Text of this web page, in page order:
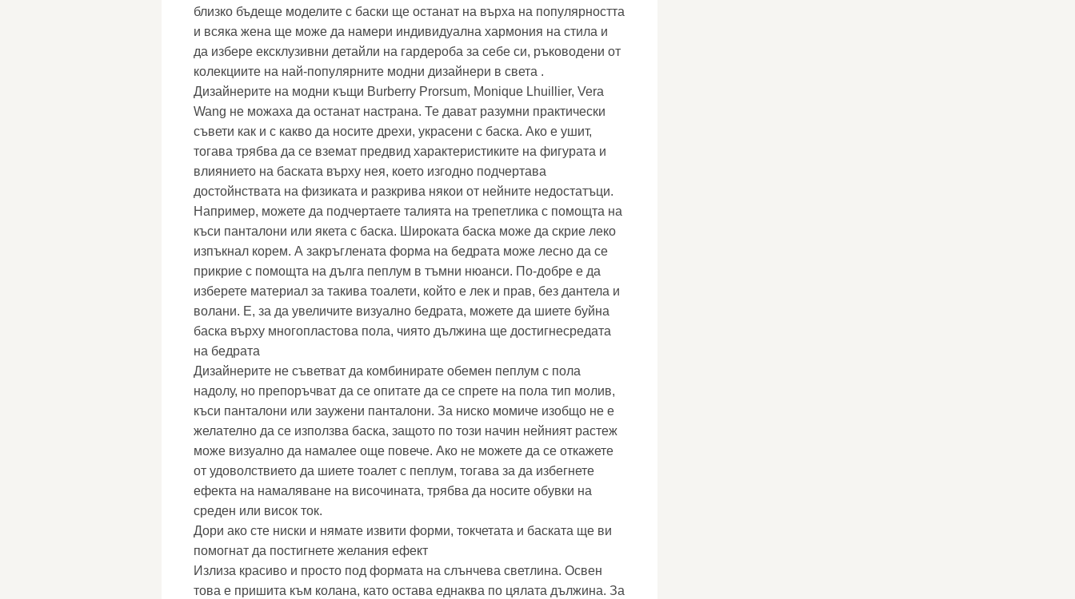
близко бъдеще моделите с баски ще останат на върха на популярността
и всяка жена ще може да намери индивидуална хармония на стила и
да избере ексклузивни детайли на гардероба за себе си, ръководени от
колекциите на най-популярните модни дизайнери в света .
Дизайнерите на модни къщи Burberry Prorsum, Monique Lhuillier, Vera
Wang не можаха да останат настрана. Те дават разумни практически
съвети как и с какво да носите дрехи, украсени с баска. Ако е ушит,
тогава трябва да се вземат предвид характеристиките на фигурата и
влиянието на баската върху нея, което изгодно подчертава
достойнствата на физиката и разкрива някои от нейните недостатъци.
Например, можете да подчертаете талията на трепетлика с помощта на
къси панталони или якета с баска. Широката баска може да скрие леко
изпъкнал корем. А закръглената форма на бедрата може лесно да се
прикрие с помощта на дълга пеплум в тъмни нюанси. По-добре е да
изберете материал за такива тоалети, който е лек и прав, без дантела и
волани. Е, за да увеличите визуално бедрата, можете да шиете буйна
баска върху многопластова пола, чиято дължина ще достигнесредата
на бедрата
Дизайнерите не съветват да комбинирате обемен пеплум с пола
надолу, но препоръчват да се опитате да се спрете на пола тип молив,
къси панталони или заужени панталони. За ниско момиче изобщо не е
желателно да се използва баска, защото по този начин нейният растеж
може визуално да намалее още повече. Ако не можете да се откажете
от удоволствието да шиете тоалет с пеплум, тогава за да избегнете
ефекта на намаляване на височината, трябва да носите обувки на
среден или висок ток.
Дори ако сте ниски и нямате извити форми, токчетата и баската ще ви
помогнат да постигнете желания ефект
Излиза красиво и просто под формата на слънчева светлина. Освен
това е пришита към колана, като остава еднаква по цялата дължина. За